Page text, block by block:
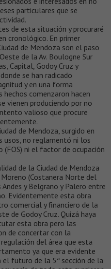
particulares que se
de esta situación y procuraré
cronológico. En primer
de Mendoza son el paso
de la Av. Boulogne Sur
Capital, Godoy Cruz y
se han radicado
y en una forma
comenzaron hacen
vienen produciendo por no
valioso que procure
de Mendoza, surgido en
usos, no reglamentó ni los
ni el factor de ocupación
de la Ciudad de Mendoza
(Costanera Norte del
y Belgrano y Palero entre
Evidentemente esta obra
comercial y financiero de la
de Godoy Cruz. Quizá haya
esta obra pero las
de concertar con la
del área que esta
ya que era evidente
el futuro de la 5ª sección de la